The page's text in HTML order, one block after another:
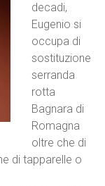
decadi,
Eugenio si
occupa di
sostituzione
serranda
rotta
Bagnara di
Romagna
oltre che di
di tapparelle o